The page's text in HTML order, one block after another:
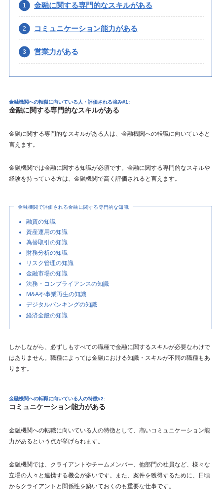
金融に関する専門的なスキルがある
コミュニケーション能力がある
営業力がある
金融機関への転職に向いている人・評価される強み#1:
金融に関する専門的なスキルがある
金融に関する専門的なスキルがある人は、金融機関への転職に向いていると
言えます。
金融機関では金融に関する知識が必須です。金融に関する専門的なスキルや
経験を持っている方は、金融機関で高く評価されると言えます。
金融機関で評価される金融に関する専門的な知識
融資の知識
資産運用の知識
為替取引の知識
財務分析の知識
リスク管理の知識
金融市場の知識
法務・コンプライアンスの知識
M&Aや事業再生の知識
デジタルバンキングの知識
経済全般の知識
しかしながら、必ずしもすべての職種で金融に関するスキルが必要なわけで
はありません。職種によっては金融における知識・スキルが不問の職種もあ
ります。
金融機関への転職に向いている人の特徴#2:
コミュニケーション能力がある
金融機関への転職に向いている人の特徴として、高いコミュニケーション能
力があるという点が挙げられます。
金融機関では、クライアントやチームメンバー、他部門の社員など、様々な
立場の人々と連携する機会が多いです。また、案件を獲得するために、日頃
からクライアントと関係性を築いておくのも重要な仕事です。